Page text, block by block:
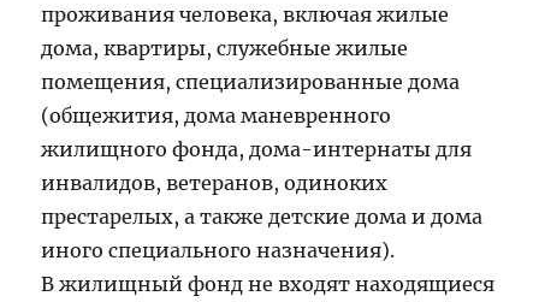
проживания человека, включая жилые
дома, квартиры, служебные жилые
помещения, специализированные дома
(общежития, дома маневренного
жилищного фонда, дома-интернаты для
инвалидов, ветеранов, одиноких
престарелых, а также детские дома и дома
иного специального назначения).
В жилищный фонд не входят находящиеся